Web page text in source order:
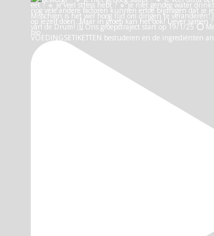
VOEDINGSETIKETTEN bestuderen en de ingrediënten an